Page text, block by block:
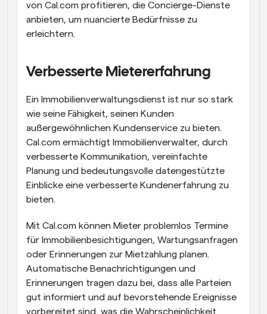
von Cal.com profitieren, die Concierge-Dienste
anbieten, um nuancierte Bedürfnisse zu
erleichtern.
Verbesserte Mietererfahrung
Ein Immobilienverwaltungsdienst ist nur so stark
wie seine Fähigkeit, seinen Kunden
außergewöhnlichen Kundenservice zu bieten.
Cal.com ermächtigt Immobilienverwalter, durch
verbesserte Kommunikation, vereinfachte
Planung und bedeutungsvolle datengestützte
Einblicke eine verbesserte Kundenerfahrung zu
bieten.
Mit Cal.com können Mieter problemlos Termine
für Immobilienbesichtigungen, Wartungsanfragen
oder Erinnerungen zur Mietzahlung planen.
Automatische Benachrichtigungen und
Erinnerungen tragen dazu bei, dass alle Parteien
gut informiert und auf bevorstehende Ereignisse
vorbereitet sind, was die Wahrscheinlichkeit